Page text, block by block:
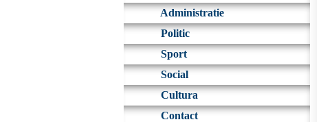
Administratie
Politic
Sport
Social
Cultura
Contact